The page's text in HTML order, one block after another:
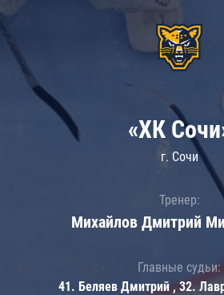
«ХК
г. Сочи
Тренер:
Михайлов Дмитрий
Главные судьи:
41. Беляев Дмитрий , 32.